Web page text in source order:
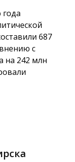
687
с
на 242 млн